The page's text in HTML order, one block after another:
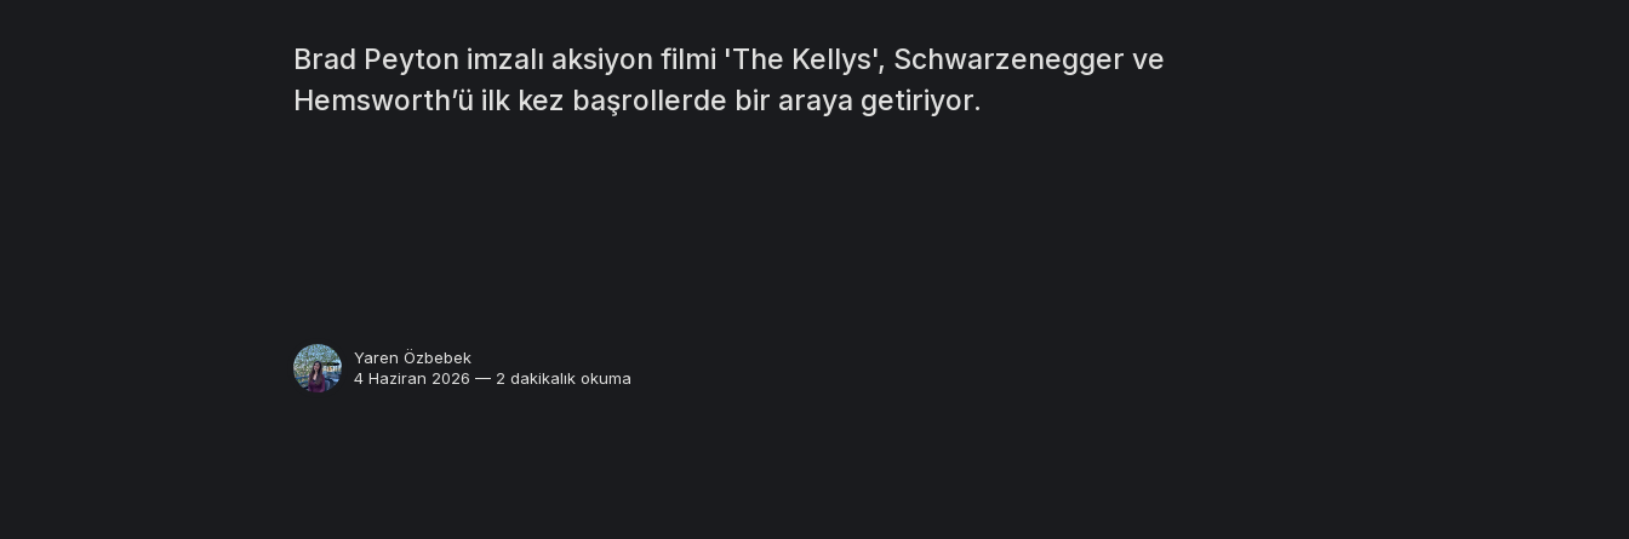
Brad Peyton imzalı aksiyon filmi 'The Kellys', Schwarzenegger ve
Hemsworth’ü ilk kez başrollerde bir araya getiriyor.
Yaren Özbebek
4 Haziran 2026 — 2 dakikalık okuma